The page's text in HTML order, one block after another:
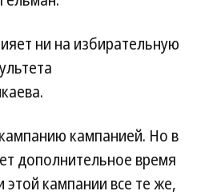
ни на избирательную
кампанией. Но в
дополнительное время
кампании все те же,